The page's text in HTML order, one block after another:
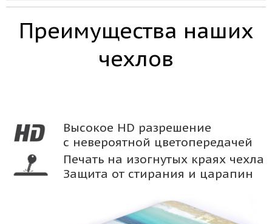
Преимущества наших
чехлов
Высокое HD разрешение
с невероятной цветопередачей
Печать на изогнутых краях чехла
Защита от стирания и царапин